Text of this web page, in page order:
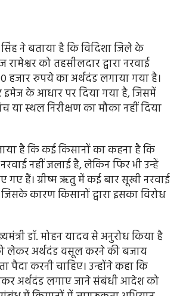
ने बताया है कि विदिशा जिले के
को तहसीलदार द्वारा नरवाई
हजार रुपये का अर्थदंड लगाया गया है।
इमेज के आधार पर दिया गया है, जिसमें
या स्थल निरीक्षण का मौका नहीं दिया
है कि कई किसानों का कहना है कि
नहीं जलाई है, लेकिन फिर भी उन्हें
गए हैं। ग्रीष्म ऋतु में कई बार सूखी नरवाई
कारण किसानों द्वारा इसका विरोध
डॉ. मोहन यादव से अनुरोध किया है
लेकर अर्थदंड वसूल करने की बजाय
पैदा करनी चाहिए। उन्होंने कहा कि
अर्थदंड लगाए जाने संबंधी आदेश को